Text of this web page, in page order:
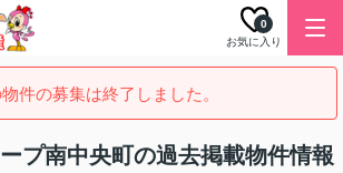
お気に入り
0
件の募集は終了しました。
プ南中央町の過去掲載物件情報